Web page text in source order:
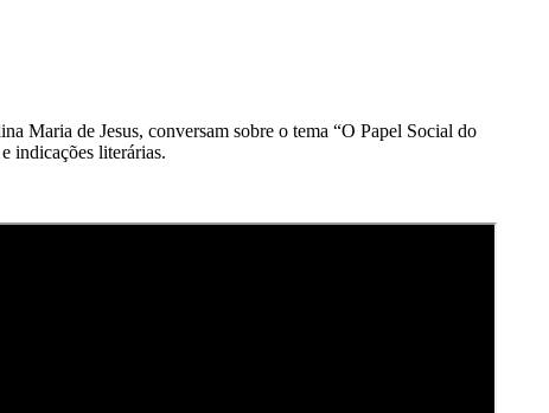
Maria de Jesus, conversam sobre o tema “O Papel Social do
indicações literárias.